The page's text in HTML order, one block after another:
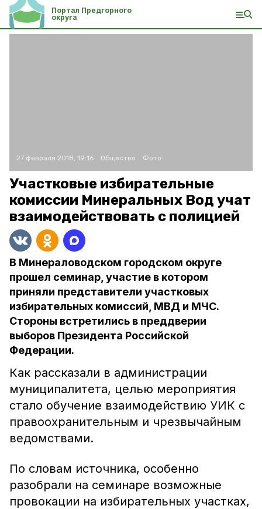
Портал Предгорного
округа
27 февраля 2018, 19:16 Общество Фото:
Участковые избирательные
комиссии Минеральных Вод учат
взаимодействовать с полицией
В Минераловодском городском округе
прошел семинар, участие в котором
приняли представители участковых
избирательных комиссий, МВД и МЧС.
Стороны встретились в преддверии
выборов Президента Российской
Федерации.
Как рассказали в администрации
муниципалитета, целью мероприятия
стало обучение взаимодействию УИК с
правоохранительным и чрезвычайным
ведомствами.
По словам источника, особенно
разобрали на семинаре возможные
провокации на избирательных участках,